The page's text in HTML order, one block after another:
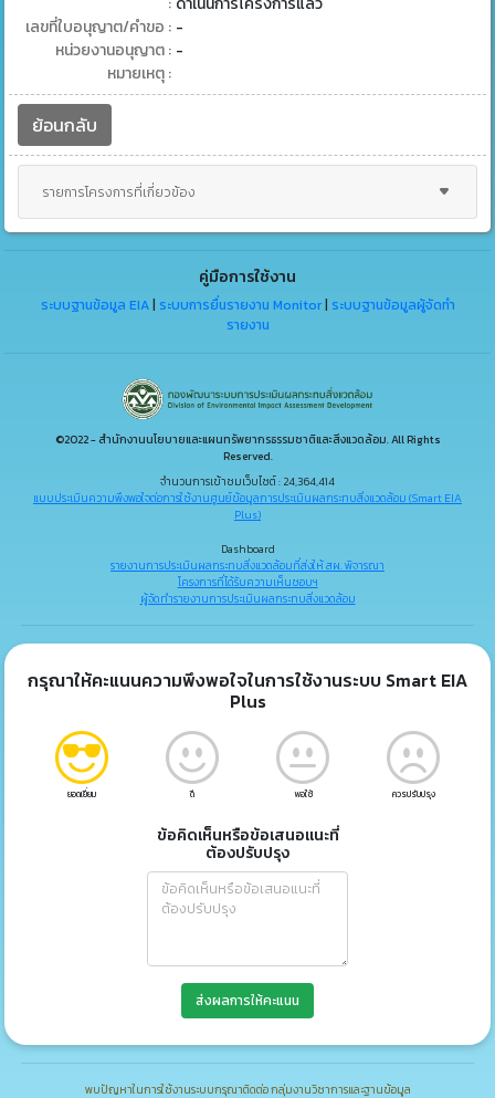
เลขที่ใบอนุญาต/คำขอ : -
หน่วยงานอนุญาต : -
หมายเหตุ :
ย้อนกลับ
รายการโครงการที่เกี่ยวข้อง
คู่มือการใช้งาน
ระบบฐานข้อมูล EIA| ระบบการยื่นรายงาน Monitor| ระบบฐานข้อมูลผู้จัดทำ
รายงาน
©2022 - สำนักงานนโยบายและแผนทรัพยากรธรรมชาติและสิ่งแวดล้อม. All Rights
Reserved.
จำนวนการเข้าชมเว็บไซต์ : 24,364,414
แบบประเมินความพึงพอใจต่อการใช้งานศูนย์ข้อมูลการประเมินผลกระทบสิ่งแวดล้อม (Smart EIA
Plus)
Dashboard
รายงานการประเมินผลกระทบสิ่งแวดล้อมที่ส่งให้ สผ. พิจารณา
โครงการที่ได้รับความเห็นชอบฯ
ผู้จัดทำรายงานการประเมินผลกระทบสิ่งแวดล้อม
กรุณาให้คะแนนความพึงพอใจในการใช้งานระบบ Smart EIA
Plus
ยอดเยี่ยม ดี พอใช้ ควรปรับปรุง
ข้อคิดเห็นหรือข้อเสนอแนะที่
ต้องปรับปรุง
ส่งผลการให้คะแนน
พบปัญหาในการใช้งานระบบกรุณาติดต่อ กลุ่มงานวิชาการและฐานข้อมูล